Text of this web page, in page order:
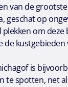
van de
geschat op
plekken om
kustgebieden
is
te spotten, net